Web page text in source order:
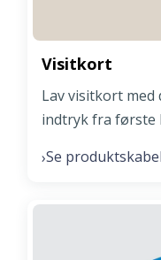
Visitkort
Lav visitkort
indtryk fra første
›Se